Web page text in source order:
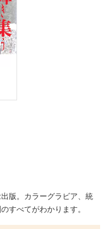
版。カラーグラビア、統
すべてがわかります。